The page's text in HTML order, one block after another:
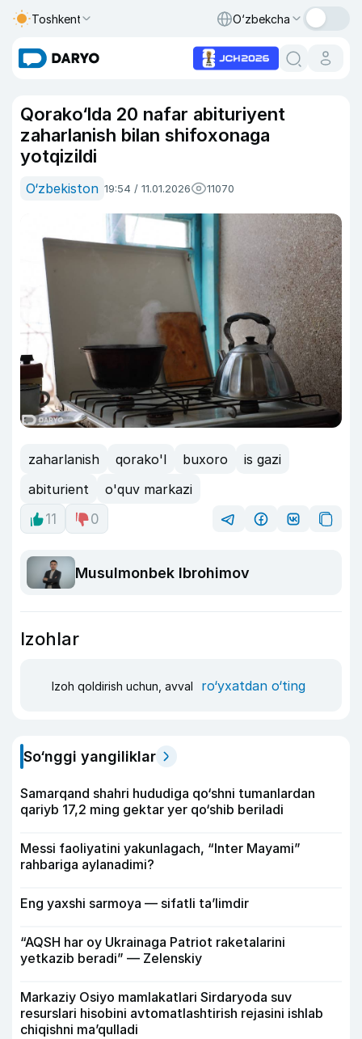
Toshkent O‘zbekcha
Qorako‘lda 20 nafar abituriyent
zaharlanish bilan shifoxonaga
yotqizildi
O‘zbekiston 19:54 / 11.01.2026 11070
zaharlanish qorako'l buxoro
is gazi
abiturient
o'quv markazi
11
0
Musulmonbek Ibrohimov
Izohlar
Izoh qoldirish uchun, avval ro‘yxatdan o‘ting
So‘nggi yangiliklar
Samarqand shahri hududiga qo‘shni tumanlardan
qariyb 17,2 ming gektar yer qo‘shib beriladi
Messi faoliyatini yakunlagach, “Inter Mayami”
rahbariga aylanadimi?
Eng yaxshi sarmoya — sifatli ta’limdir
“AQSH har oy Ukrainaga Patriot raketalarini
yetkazib beradi” — Zelenskiy
Markaziy Osiyo mamlakatlari Sirdaryoda suv
resurslari hisobini avtomatlashtirish rejasini ishlab
chiqishni ma’qulladi